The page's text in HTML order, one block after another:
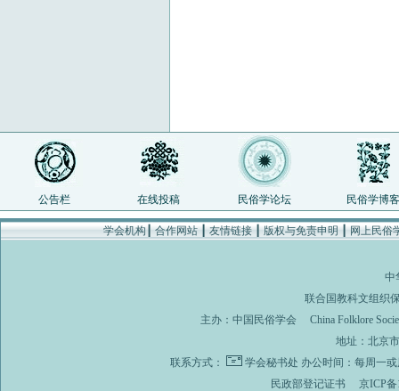
公告栏 在线投稿 民俗学论坛 民俗学博客
学会机构┃合作网站┃友情链接┃版权与免责申明┃网上民俗
中
联合国教科文组织
主办： 中国民俗学会
China Folklore
地址：北京
联系方式：
学会秘书处 办公时间：每周一
民政部登记证书
京ICP备